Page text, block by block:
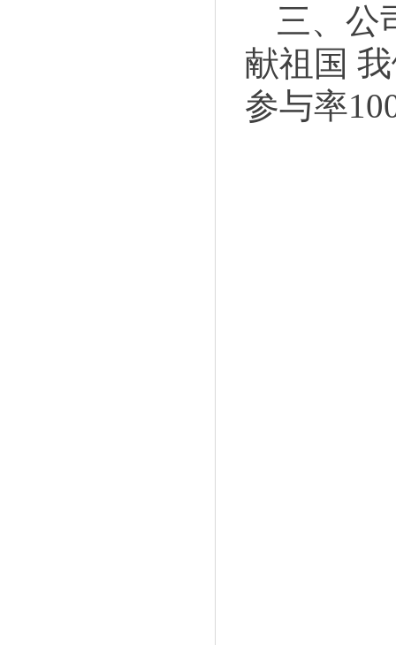
三、公
献祖国
参与率